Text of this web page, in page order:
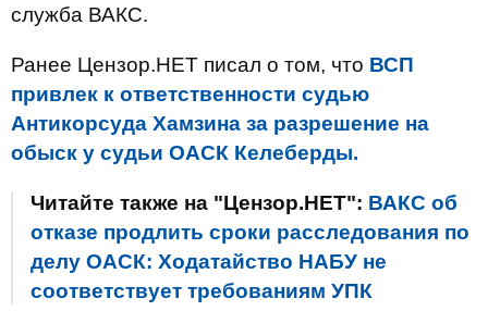
служба ВАКС.
Ранее Цензор.НЕТ писал о том, что ВСП
привлек к ответственности судью
Антикорсуда Хамзина за разрешение на
обыск у судьи ОАСК Келеберды.
Читайте также на "Цензор.НЕТ": ВАКС об
отказе продлить сроки расследования по
делу ОАСК: Ходатайство НАБУ не
соответствует требованиям УПК